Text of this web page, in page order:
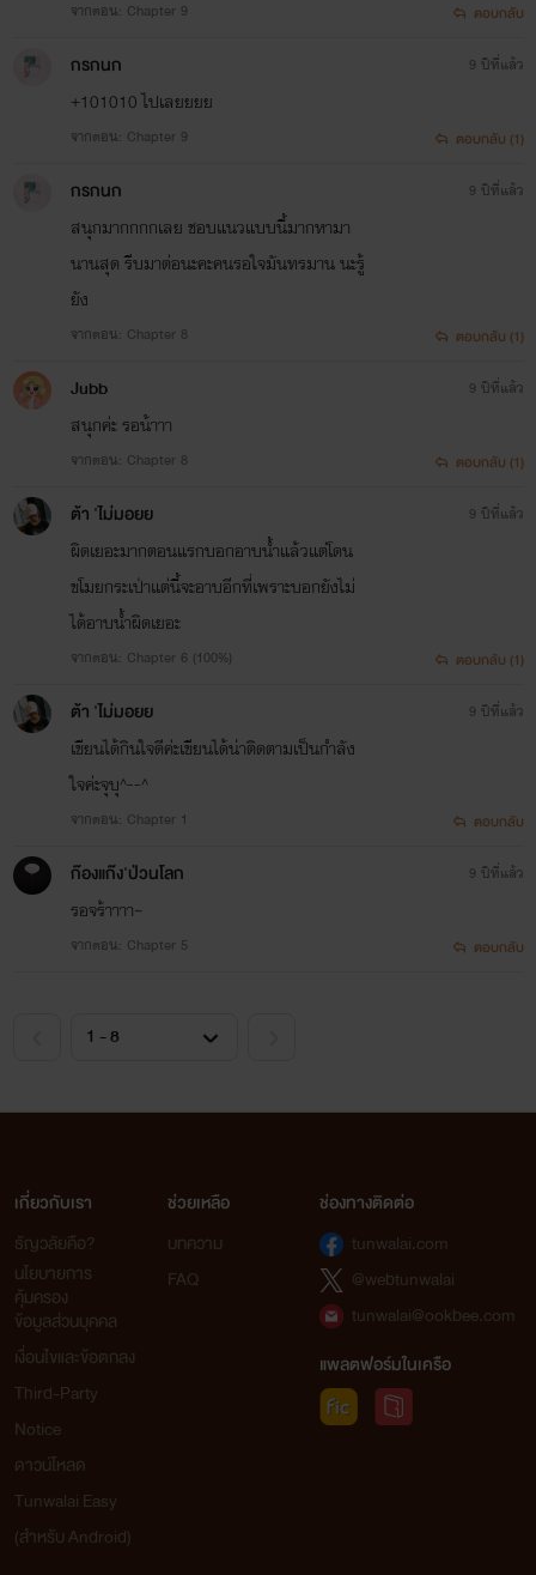
สุดท้ายก็ขอบคุณคนที่เข้ามาอ่านมาเม้นนะ
มันเป็นกำลังใจที่ทำให้มีเเรงเเต่งนิยายต่อไป
ขอบคุณทุกคนที่เข้ามาอ่านมาเม้นมาถูกใจ
จากตอน: Chapter 9 ตอบกลับ
กรกนก
+101010 ไปเลยยยย
จากตอน: Chapter 9
9 ปีที่แล้ว
ตอบกลับ (1)
กรกนก
สนุกมากกกกเลย ชอบแนวแบบนี้มากหามา
นานสุด รีบมาต่อนะคะคนรอใจมันทรมาน นะรู้
ยัง
จากตอน: Chapter 8
9 ปีที่แล้ว
ตอบกลับ (1)
Jubb
สนุกค่ะ รอน้าาา
จากตอน: Chapter 8
9 ปีที่แล้ว
ตอบกลับ (1)
ต้า 'ไม่มอยย
ผิดเยอะมากตอนแรกบอกอาบน้ำแล้วแต่โดน
ขโมยกระเป่าแต่นี้จะอาบอีกที่เพราะบอกยังไม่
ได้อาบน้ำผิดเยอะ
จากตอน: Chapter 6 (100%)
9 ปีที่แล้ว
ตอบกลับ (1)
ต้า 'ไม่มอยย
เขียนได้กินใจดีค่ะเขียนได้น่าติดตามเป็นกำลัง
ใจค่ะจุบุ^--^
จากตอน: Chapter 1
9 ปีที่แล้ว
ตอบกลับ
ก๊องแก๊ง'ป่วนโลก
รอจร้าาาา~
จากตอน: Chapter 5
9 ปีที่แล้ว
ตอบกลับ
เกี่ยวกับเรา
ธัญวลัยคือ?
นโยบายการ
คุ้มครอง
ข้อมูลส่วนบุคคล
เงื่อนไขและข้อตกลง
Third-Party
Notice
ดาวน์โหลด
Tunwalai Easy
(สำหรับ Android)
ช่วยเหลือ
บทความ
FAQ
ช่องทางติดต่อ
tunwalai.com
@webtunwalai
tunwalai@ookbee.com
แพลตฟอร์มในเครือ